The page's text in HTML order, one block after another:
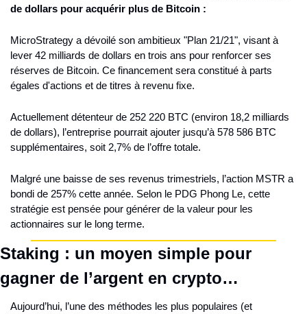
de dollars pour acquérir plus de Bitcoin :
MicroStrategy a dévoilé son ambitieux "Plan 21/21", visant à
lever 42 milliards de dollars en trois ans pour renforcer ses
réserves de Bitcoin. Ce financement sera constitué à parts
égales d'actions et de titres à revenu fixe.
Actuellement détenteur de 252 220 BTC (environ 18,2 milliards
de dollars), l’entreprise pourrait ajouter jusqu’à 578 586 BTC
supplémentaires, soit 2,7% de l’offre totale.
Malgré une baisse de ses revenus trimestriels, l’action MSTR a
bondi de 257% cette année. Selon le PDG Phong Le, cette
stratégie est pensée pour générer de la valeur pour les
actionnaires sur le long terme.
Staking : un moyen simple pour
gagner de l’argent en crypto…
Aujourd’hui, l’une des méthodes les plus populaires (et